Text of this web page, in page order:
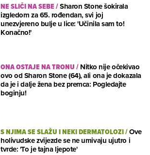
NE SLIČI NA SEBE/Sharon Stone šokirala
izgledom za 65. rođendan, svi joj
unezvjereno bulje u lice: 'Učinila sam to!
Konačno!'
ONA OSTAJE NA TRONU/Nitko nije očekivao
ovo od Sharon Stone (64), ali ona je dokazala
da je i dalje žena bez premca: Pogledajte
boginju!
S NJIMA SE SLAŽU I NEKI DERMATOLOZI/Ove
holivudske zvijezde se ne umivaju ujutro i
tvrde: 'To je tajna ljepote'